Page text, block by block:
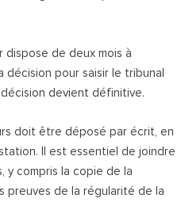
dispose de deux mois à
pour saisir le tribunal
devient définitive.
doit être déposé par écrit, en
Il est essentiel de joindre
y compris la copie de la
de la régularité de la